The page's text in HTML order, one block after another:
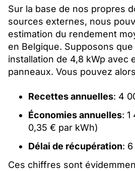
Sur la base de nos propres
sources externes, nous
estimation du rendement
en Belgique. Supposons
installation de 4,8 kWp avec
panneaux. Vous pouvez
Recettes annuelles: 4
Économies annuelles: 1
0,35 € par kWh)
Délai de récupération:
Ces chiffres sont